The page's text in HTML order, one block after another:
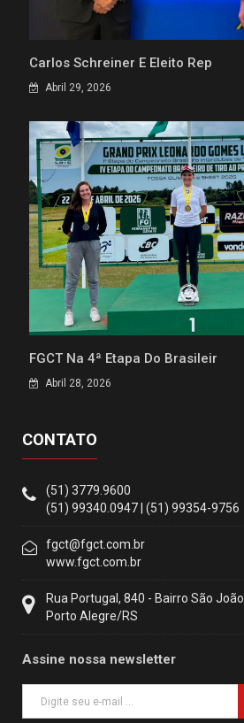
Carlos Schreiner É Eleito Rep
Abril 29, 2026
FGCT Na 4ª Etapa Do Brasileir
Abril 28, 2026
CONTATO
(51) 3779.9600
(51) 99340.0947 | (51) 99354-9756
fgct@fgct.com.br
www.fgct.com.br
Rua Portugal, 840 - Bairro São João
Porto Alegre/RS
Assine nossa newsletter